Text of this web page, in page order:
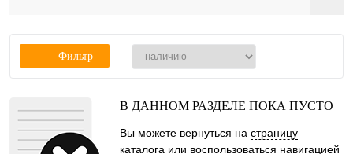
Фильтр
В ДАННОМ РАЗДЕЛЕ ПОКА ПУСТО
Вы можете вернуться на страницу
каталога или воспользоваться навигацией